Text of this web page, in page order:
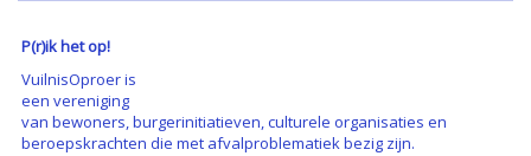
P(r)ik het op!
VuilnisOproer is
een vereniging
van bewoners, burgerinitiatieven, culturele organisaties en
beroepskrachten die met afvalproblematiek bezig zijn.